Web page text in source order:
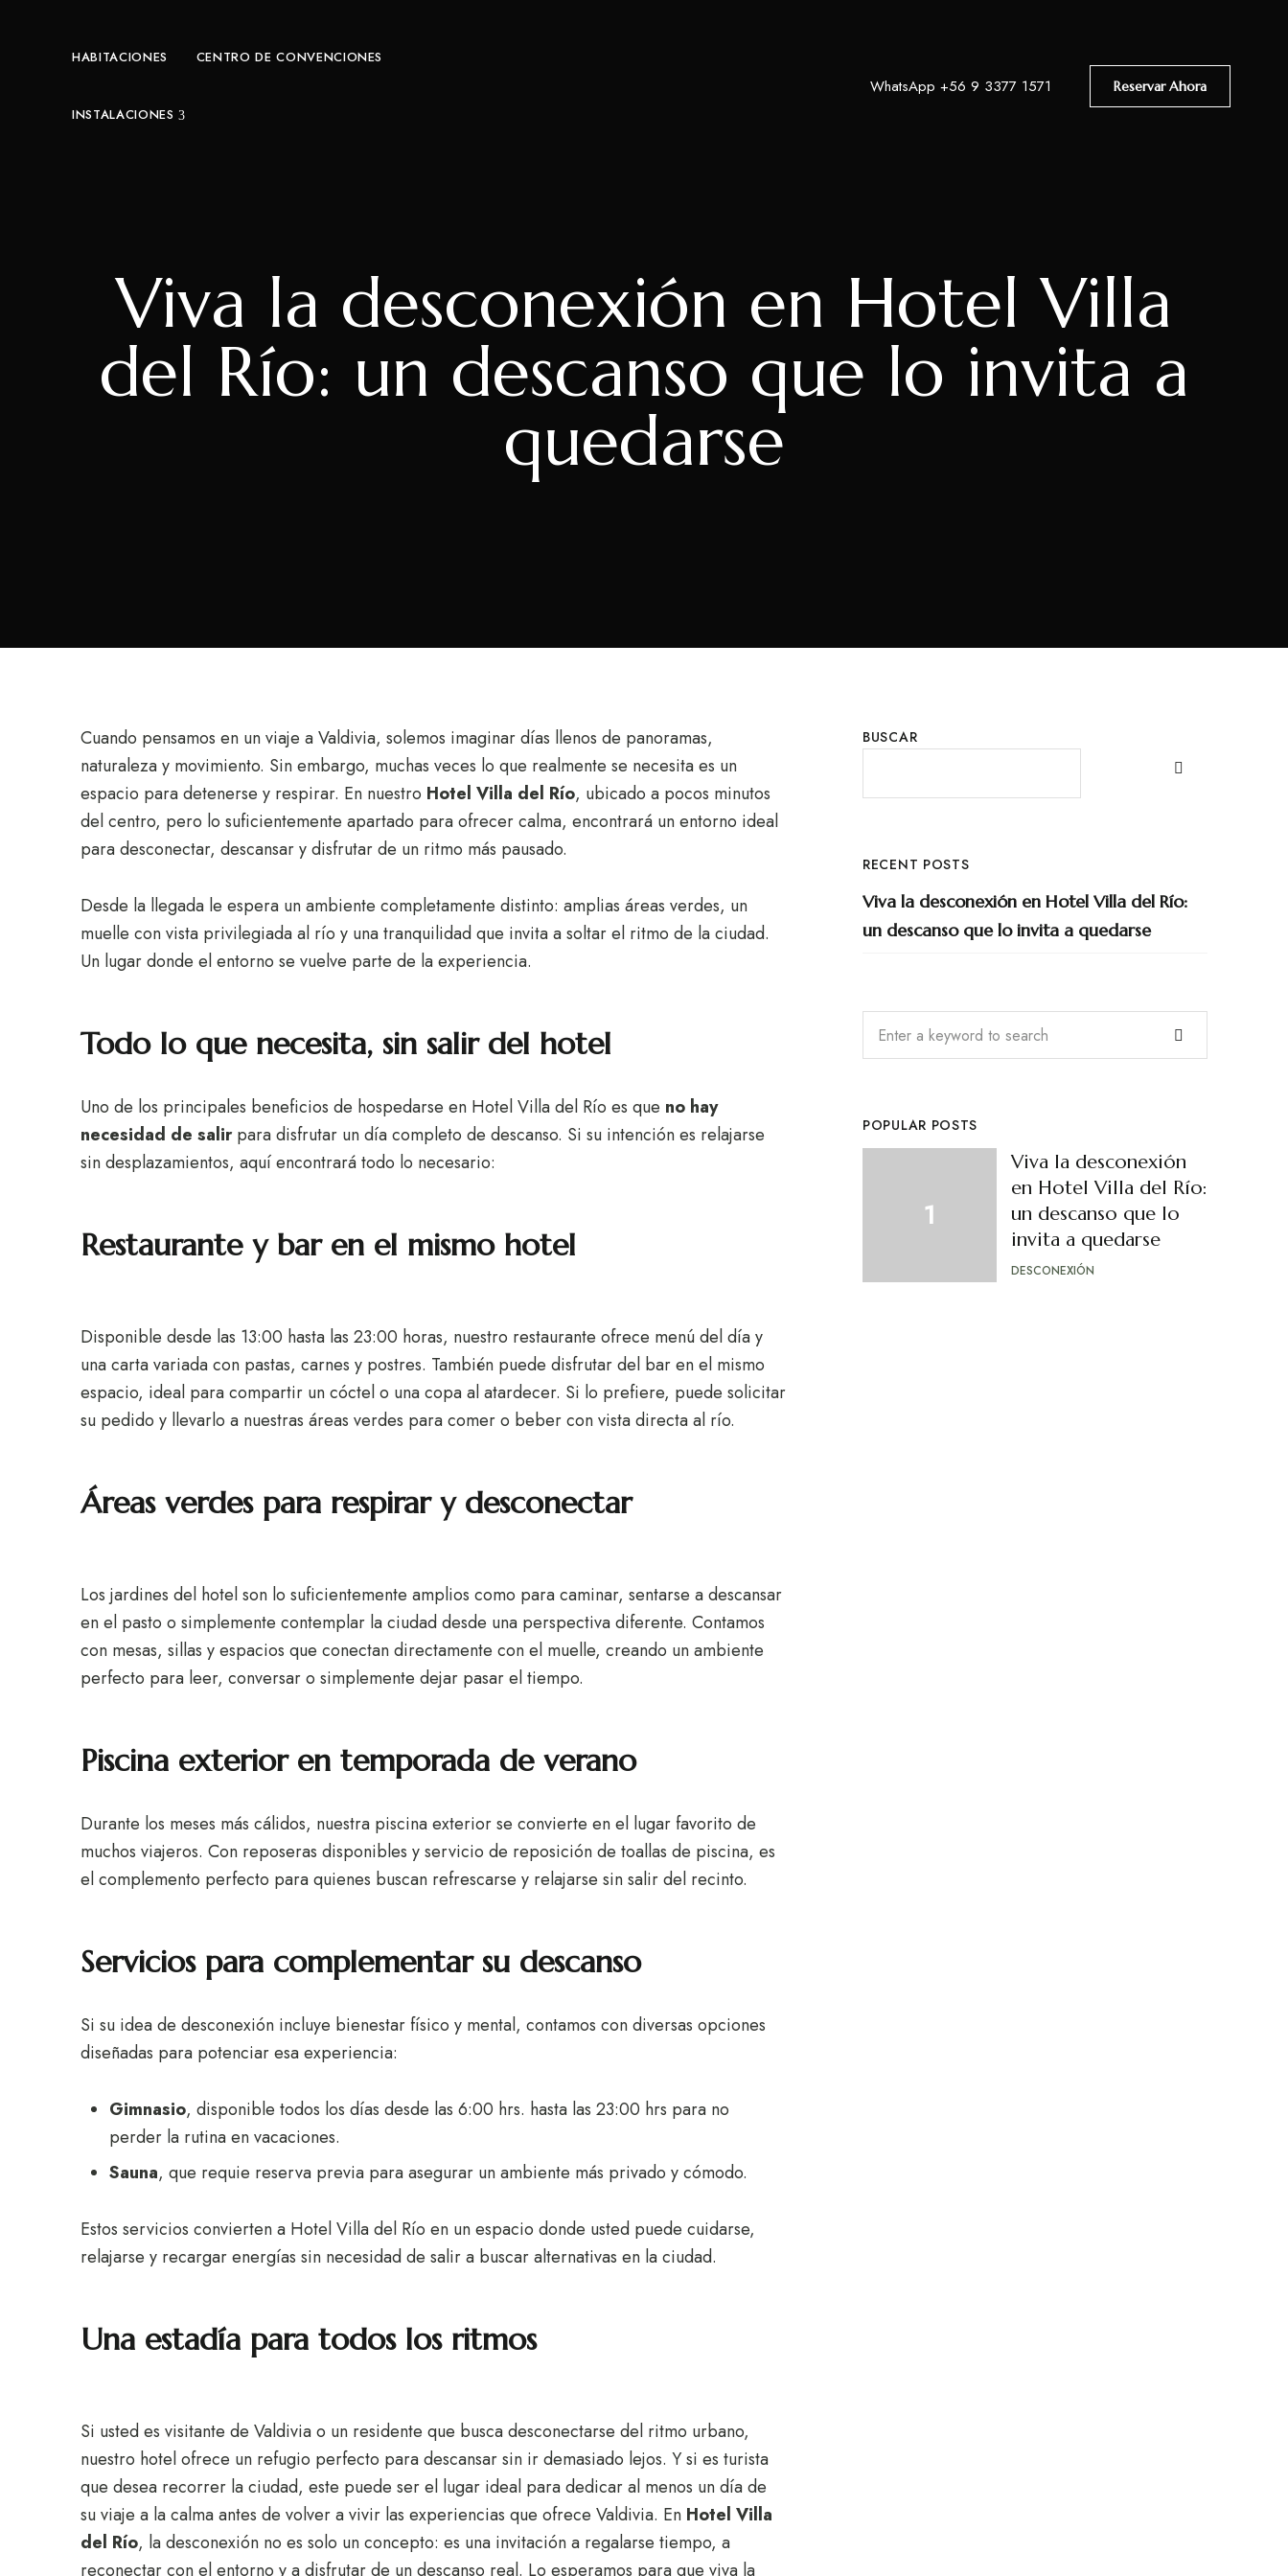
HABITACIONES CENTRO DE CONVENCIONES
INSTALACIONES
WhatsApp +56 9 3377 1571 Reservar Ahora
Viva la desconexión en Hotel Villa
del Río: un descanso que lo invita a
quedarse
Cuando pensamos en un viaje a Valdivia, solemos imaginar días llenos de panoramas,
naturaleza y movimiento. Sin embargo, muchas veces lo que realmente se necesita es un
espacio para detenerse y respirar. En nuestro Hotel Villa del Río, ubicado a pocos minutos
del centro, pero lo suficientemente apartado para ofrecer calma, encontrará un entorno ideal
para desconectar, descansar y disfrutar de un ritmo más pausado.
Desde la llegada le espera un ambiente completamente distinto: amplias áreas verdes, un
muelle con vista privilegiada al río y una tranquilidad que invita a soltar el ritmo de la ciudad.
Un lugar donde el entorno se vuelve parte de la experiencia.
Todo lo que necesita, sin salir del hotel
Uno de los principales beneficios de hospedarse en Hotel Villa del Río es que no hay
necesidad de salirpara disfrutar un día completo de descanso. Si su intención es relajarse
sin desplazamientos, aquí encontrará todo lo necesario:
Restaurante y bar en el mismo hotel
Disponible desde las 13:00 hasta las 23:00 horas, nuestro restaurante ofrece menú del día y
una carta variada con pastas, carnes y postres. También puede disfrutar del bar en el mismo
espacio, ideal para compartir un cóctel o una copa al atardecer. Si lo prefiere, puede solicitar
su pedido y llevarlo a nuestras áreas verdes para comer o beber con vista directa al río.
Áreas verdes para respirar y desconectar
Los jardines del hotel son lo suficientemente amplios como para caminar, sentarse a descansar
en el pasto o simplemente contemplar la ciudad desde una perspectiva diferente. Contamos
con mesas, sillas y espacios que conectan directamente con el muelle, creando un ambiente
perfecto para leer, conversar o simplemente dejar pasar el tiempo.
Piscina exterior en temporada de verano
Durante los meses más cálidos, nuestra piscina exterior se convierte en el lugar favorito de
muchos viajeros. Con reposeras disponibles y servicio de reposición de toallas de piscina, es
el complemento perfecto para quienes buscan refrescarse y relajarse sin salir del recinto.
Servicios para complementar su descanso
Si su idea de desconexión incluye bienestar físico y mental, contamos con diversas opciones
diseñadas para potenciar esa experiencia:
Gimnasio, disponible todos los días desde las 6:00 hrs. hasta las 23:00 hrs para no
perder la rutina en vacaciones.
Sauna, que requie reserva previa para asegurar un ambiente más privado y cómodo.
Estos servicios convierten a Hotel Villa del Río en un espacio donde usted puede cuidarse,
relajarse y recargar energías sin necesidad de salir a buscar alternativas en la ciudad.
Una estadía para todos los ritmos
Si usted es visitante de Valdivia o un residente que busca desconectarse del ritmo urbano,
nuestro hotel ofrece un refugio perfecto para descansar sin ir demasiado lejos. Y si es turista
que desea recorrer la ciudad, este puede ser el lugar ideal para dedicar al menos un día de
su viaje a la calma antes de volver a vivir las experiencias que ofrece Valdivia. En Hotel Villa
del Río, la desconexión no es solo un concepto: es una invitación a regalarse tiempo, a
reconectar con el entorno y a disfrutar de un descanso real. Lo esperamos para que viva la
BUSCAR
RECENT POSTS
Viva la desconexión en Hotel Villa del Río:
un descanso que lo invita a quedarse
POPULAR POSTS
Viva la desconexión
en Hotel Villa del Río:
un descanso que lo
invita a quedarse
DESCONEXIÓN